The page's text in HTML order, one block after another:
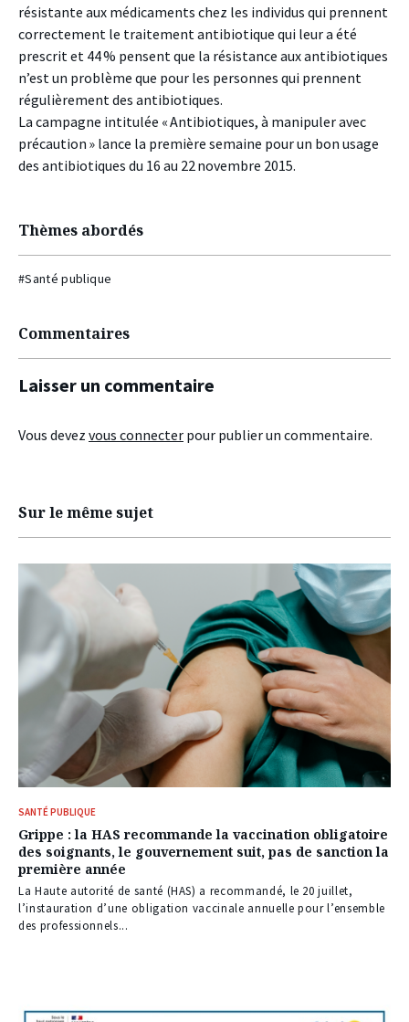
résistante aux médicaments chez les individus qui prennent
correctement le traitement antibiotique qui leur a été
prescrit et 44 % pensent que la résistance aux antibiotiques
n’est un problème que pour les personnes qui prennent
régulièrement des antibiotiques.
La campagne intitulée « Antibiotiques, à manipuler avec
précaution » lance la première semaine pour un bon usage
des antibiotiques du 16 au 22 novembre 2015.
Thèmes abordés
#Santé publique
Commentaires
Laisser un commentaire
Vous devez vous connecter pour publier un commentaire.
Sur le même sujet
SANTÉ PUBLIQUE
Grippe : la HAS recommande la vaccination obligatoire
des soignants, le gouvernement suit, pas de sanction la
première année
La Haute autorité de santé (HAS) a recommandé, le 20 juillet,
l’instauration d’une obligation vaccinale annuelle pour l’ensemble
des professionnels...